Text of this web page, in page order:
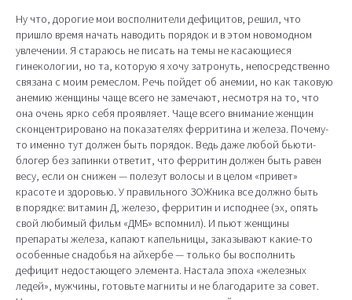
Ну что, дорогие мои восполнители дефицитов, решил, что
пришло время начать наводить порядок и в этом новомодном
увлечении. Я стараюсь не писать на темы не касающиеся
гинекологии, но та, которую я хочу затронуть, непосредственно
связана с моим ремеслом. Речь пойдет об анемии, но как таковую
анемию женщины чаще всего не замечают, несмотря на то, что
она очень ярко себя проявляет. Чаще всего внимание женщин
сконцентрировано на показателях ферритина и железа. Почему-
то именно тут должен быть порядок. Ведь даже любой бьюти-
блогер без запинки ответит, что ферритин должен быть равен
весу, если он снижен — полезут волосы и в целом «привет»
красоте и здоровью. У правильного ЗОЖника все должно быть
в порядке: витамин Д, железо, ферритин и исподнее (эх, опять
свой любимый фильм «ДМБ» вспомнил). И пьют женщины
препараты железа, капают капельницы, заказывают какие-то
особенные снадобья на айхербе — только бы восполнить
дефицит недостающего элемента. Настала эпоха «железных
ледей», мужчины, готовьте магниты и не благодарите за совет.